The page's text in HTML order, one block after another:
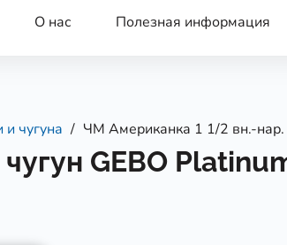
О нас Полезная информация
и чугуна ЧМ Американка 1 1/2 вн.-нар.
GEBO